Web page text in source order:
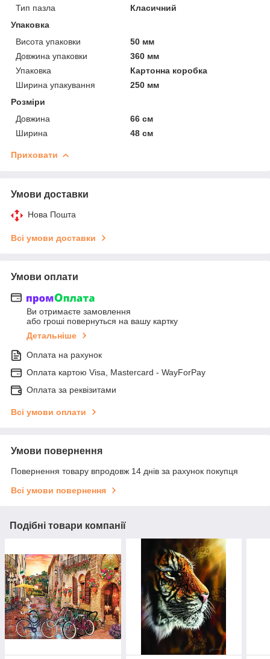
Тип пазла
Класичний
Упаковка
Висота упаковки
50 мм
Довжина упаковки
360 мм
Упаковка
Картонна коробка
Ширина упакування
250 мм
Розміри
Довжина
66 см
Ширина
48 см
Приховати
Умови доставки
Нова Пошта
Всі умови доставки
Умови оплати
Ви отримаєте замовлення
або гроші повернуться на вашу картку
Детальніше
Оплата на рахунок
Оплата картою Visa, Mastercard - WayForPay
Оплата за реквізитами
Всі умови оплати
Умови повернення
Повернення товару впродовж 14 днів за рахунок покупця
Всі умови повернення
Подібні товари компанії